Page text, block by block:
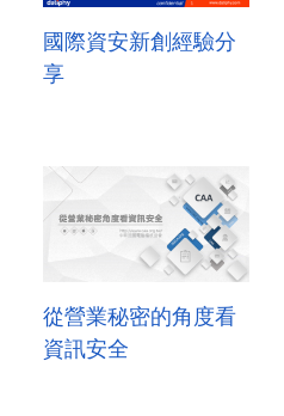
國際資安新創經驗分
享
從營業秘密的角度看
資訊安全